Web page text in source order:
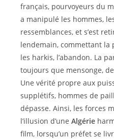
français, pourvoyeurs du
a manipulé les hommes,
ressemblances, et s’est
lendemain, commettant
les harkis, l’abandon. La
toujours que mensonge,
Une vérité propre aux
supplétifs, hommes de
dépasse. Ainsi, les forces
l’illusion d’une Algérie
film, lorsqu’un préfet se